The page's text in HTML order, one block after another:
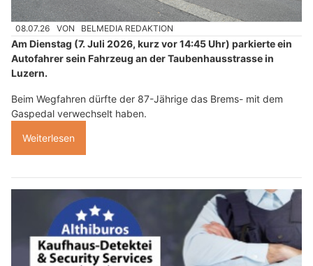
08.07.26 VON BELMEDIA REDAKTION
Am Dienstag (7. Juli 2026, kurz vor 14:45 Uhr) parkierte ein
Autofahrer sein Fahrzeug an der Taubenhausstrasse in
Luzern.
Beim Wegfahren dürfte der 87-Jährige das Brems- mit dem
Gaspedal verwechselt haben.
Weiterlesen